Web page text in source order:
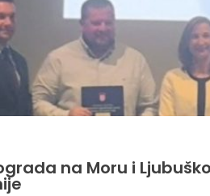
na Moru i